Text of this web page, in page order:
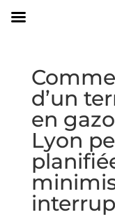
d’un
en
Lyon